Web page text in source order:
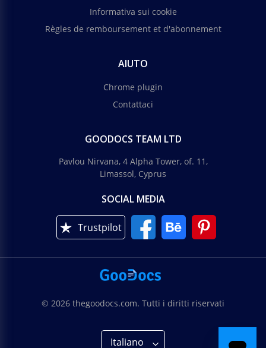
Informativa sui cookie
Règles de remboursement et d'abonnement
AIUTO
Chrome plugin
Contattaci
GOODOCS TEAM LTD
Pavlou Nirvana, 4 Alpha Tower, of. 11,
Limassol, Cyprus
SOCIAL MEDIA
Trustpilot
© 2026 thegoodocs.com. Tutti i diritti riservati
Italiano